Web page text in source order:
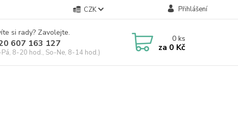
CZK Přihlášení
si rady? Zavolejte.
607 163 127
8-20 hod., So-Ne, 8-14 hod.)
0ks
za 0 Kč